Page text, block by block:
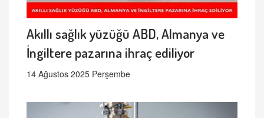
Akıllı sağlık yüzüğü ABD, Almanya ve
İngiltere pazarına ihraç ediliyor
14 Ağustos 2025 Perşembe